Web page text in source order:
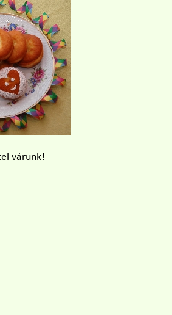
várunk!